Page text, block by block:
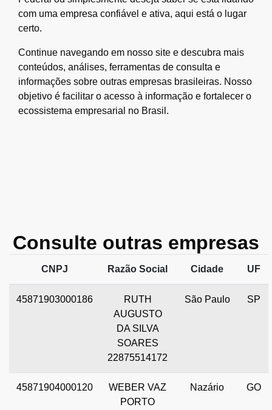
com uma empresa confiável e ativa, aqui está o lugar
certo.
Continue navegando em nosso site e descubra mais
conteúdos, análises, ferramentas de consulta e
informações sobre outras empresas brasileiras. Nosso
objetivo é facilitar o acesso à informação e fortalecer o
ecossistema empresarial no Brasil.
Consulte outras empresas
CNPJ Razão Social Cidade UF
45871903000186
RUTH
AUGUSTO
DA SILVA
SOARES
22875514172
São Paulo SP
45871904000120
WEBER VAZ
PORTO
Nazário GO